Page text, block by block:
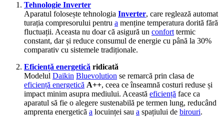
Tehnologie Inverter
Aparatul folosește tehnologia Inverter, care reglează automat
turația compresorului pentru a menține temperatura dorită fără
fluctuații. Aceasta nu doar că asigură un confort termic
constant, dar și reduce consumul de energie cu până la 30%
comparativ cu sistemele tradiționale.
Eficiență energetică ridicată
Modelul Daikin Bluevolution se remarcă prin clasa de
eficiență energetică A++, ceea ce înseamnă costuri reduse și
impact minim asupra mediului. Această eficiență face ca
aparatul să fie o alegere sustenabilă pe termen lung, reducând
amprenta energetică a locuinței sau a spațiului de birouri.